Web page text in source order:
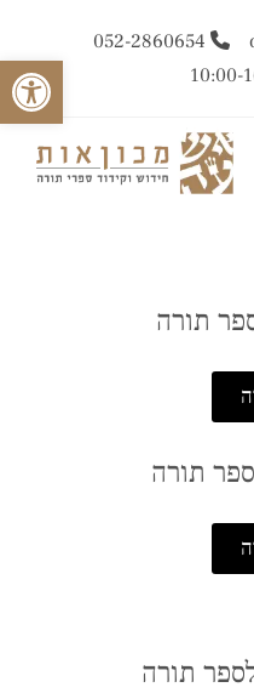
Open toolbar
052-2860654
תורה
תורה
תורה